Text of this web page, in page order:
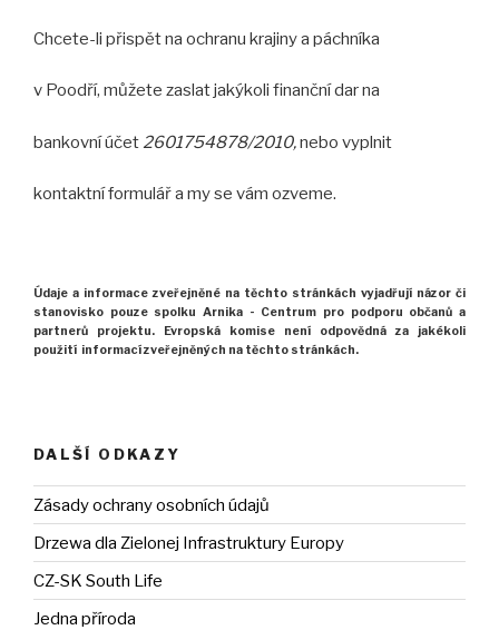
Chcete-li přispět na ochranu krajiny a páchníka
v Poodří, můžete zaslat jakýkoli finanční dar na
bankovní účet2601754878/2010,nebo vyplnit
kontaktní formulář a my se vám ozveme.
Údaje a informace zveřejněné na těchto stránkách vyjadřují názor či
stanovisko pouze spolku Arnika - Centrum pro podporu občanůa
partnerů projektu.
Evropská komise není odpovědná za jakékoli
použití informací zveřejněných na těchto stránkách.
DALŠÍ ODKAZY
Zásady ochrany osobních údajů
Drzewa dla Zielonej Infrastruktury Europy
CZ-SK South Life
Jedna příroda